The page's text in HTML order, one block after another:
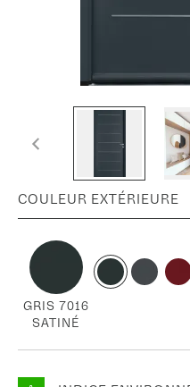
COULEUR EXTÉRIEURE
GRIS 7016
SATINÉ